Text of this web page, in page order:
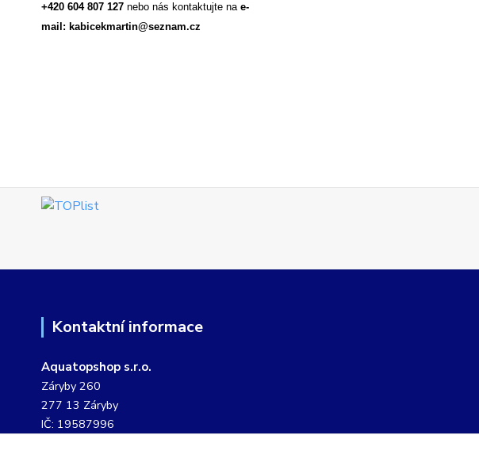
+420 604 807 127 nebo nás kontaktujte nae-
mail: kabicekmartin@seznam.cz
Kontaktní informace
Aquatopshop s.r.o.
Záryby 260
277 13 Záryby
IČ: 19587996